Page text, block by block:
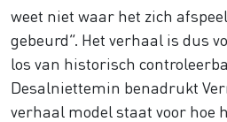
weet niet waar het zich
gebeurd”. Het verhaal is dus
los van historisch
Desalniettemin benadrukt
verhaal model staat voor hoe